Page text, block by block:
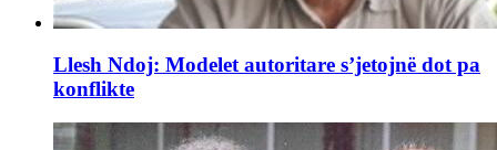
Llesh Ndoj: Modelet autoritare s’jetojnë dot pa
konflikte